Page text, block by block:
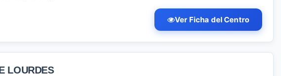
Ver Ficha del Centro
LOURDES